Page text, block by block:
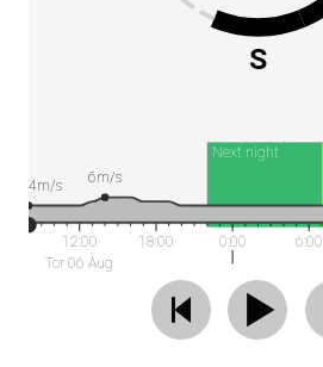
S
Next night
12:00
Tor 06 Aug
18:00 0:00 6:00
6m/s
4m/s